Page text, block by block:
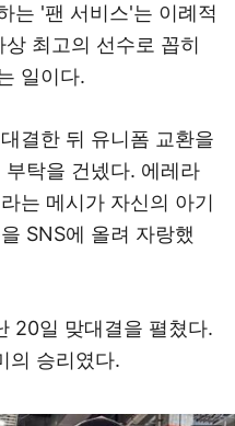
는 '팬 서비스'는 이례적
최고의 선수로 꼽히
일이다.
결한 뒤 유니폼 교환을
탁을 건넸다. 에레라
는 메시가 자신의 아기
SNS에 올려 자랑했
20일 맞대결을 펼쳤다.
의 승리였다.